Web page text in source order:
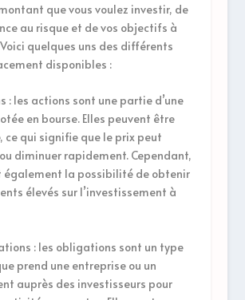
que vous voulez investir, de
au risque et de vos objectifs à
quelques uns des différents
disponibles :
: les actions sont une partie d’une
en bourse. Elles peuvent être
ce qui signifie que le prix peut
diminuer rapidement. Cependant,
également la possibilité de obtenir
élevés sur l’investissement à
: les obligations sont un type
prend une entreprise ou un
auprès des investisseurs pour